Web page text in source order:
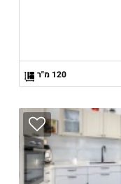
120 מ"ר